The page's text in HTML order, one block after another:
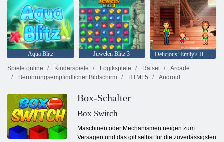
Aqua Blitz Juwelen Blitz 3
Delicious: Emily's Home, Sweet Home
Spiele online
Kinderspiele Logikspiele Rätsel
Arcade
Berührungsempfindlicher Bildschirm
HTML5 Android
Box-Schalter
Box Switch
Maschinen oder Mechanismen neigen zum
Versagen und das gilt selbst für die zuverlässigsten